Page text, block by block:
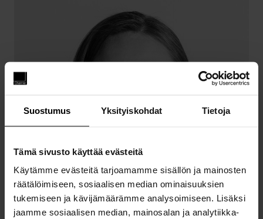
Suostumus Yksityiskohdat Tietoja
Tämä sivusto käyttää evästeitä
Käytämme evästeitä tarjoamamme sisällön ja mainosten
räätälöimiseen, sosiaalisen median ominaisuuksien
tukemiseen ja kävijämäärämme analysoimiseen. Lisäksi
jaamme sosiaalisen median, mainosalan ja analytiikka-